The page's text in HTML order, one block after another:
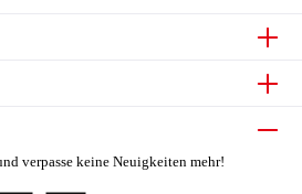
verpasse keine Neuigkeiten mehr!